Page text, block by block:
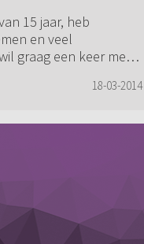
15 jaar, heb
en veel
graag een keer met
te nemen. Ik heb al
18-03-2014